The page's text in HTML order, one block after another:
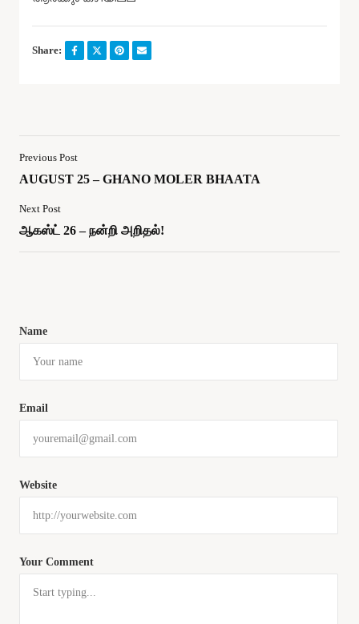
Share:
Previous Post
AUGUST 25 – GHANO MOLER BHAATA
Next Post
ஆகஸ்ட் 26 – நன்றி அறிதல்!
Your Comment
Name
Email
Website